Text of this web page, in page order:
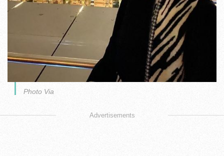
Photo Via
Advertisements